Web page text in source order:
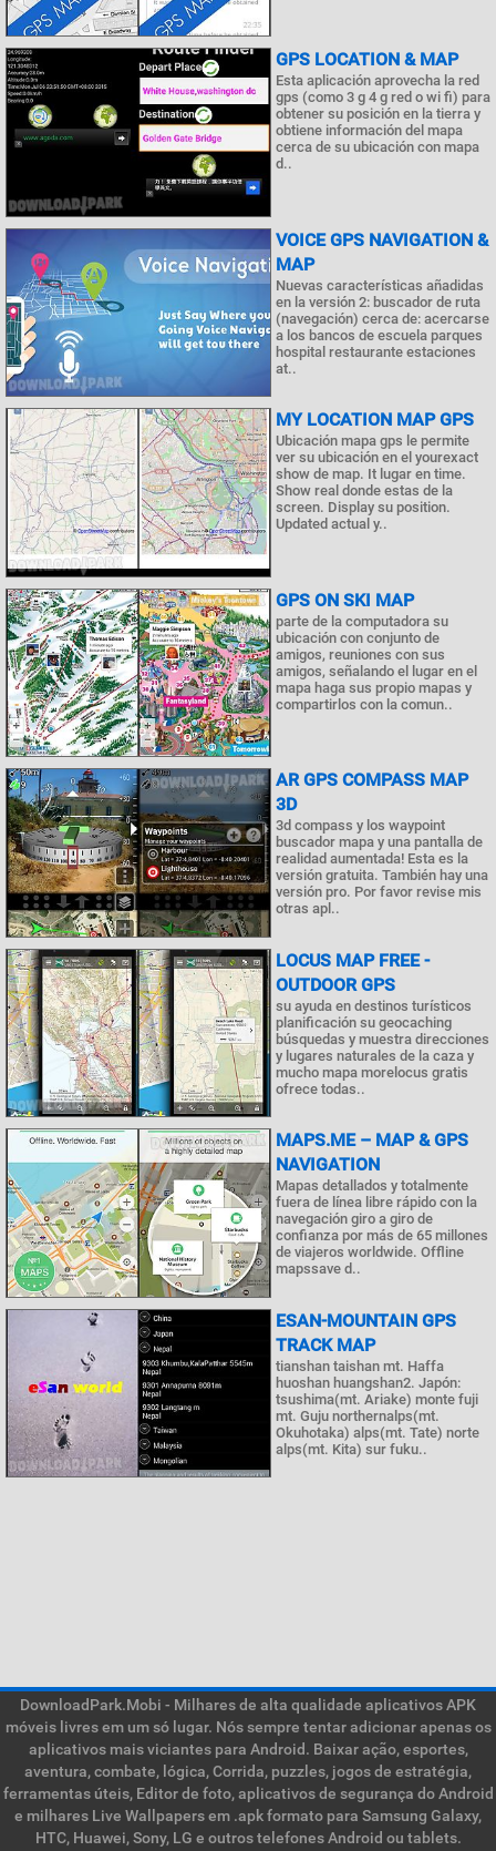
GPS LOCATION & MAP
Esta aplicación aprovecha la red
gps (como 3 g 4 g red o wi fi) para
obtener su posición en la tierra y
obtiene información del mapa
cerca de su ubicación con mapa
d..
VOICE GPS NAVIGATION &
MAP
Nuevas características añadidas
en la versión 2: buscador de ruta
(navegación) cerca de: acercarse
a los bancos de escuela parques
hospital restaurante estaciones
at..
MY LOCATION MAP GPS
Ubicación mapa gps le permite
ver su ubicación en el yourexact
show de map. It lugar en time.
Show real donde estas de la
screen. Display su position.
Updated actual y..
GPS ON SKI MAP
parte de la computadora su
ubicación con conjunto de
amigos, reuniones con sus
amigos, señalando el lugar en el
mapa haga sus propio mapas y
compartirlos con la comun..
AR GPS COMPASS MAP
3D
3d compass y los waypoint
buscador mapa y una pantalla de
realidad aumentada! Esta es la
versión gratuita. También hay una
versión pro. Por favor revise mis
otras apl..
LOCUS MAP FREE -
OUTDOOR GPS
su ayuda en destinos turísticos
planificación su geocaching
búsquedas y muestra direcciones
y lugares naturales de la caza y
mucho mapa morelocus gratis
ofrece todas..
MAPS.ME – MAP & GPS
NAVIGATION
Mapas detallados y totalmente
fuera de línea libre rápido con la
navegación giro a giro de
confianza por más de 65 millones
de viajeros worldwide. Offline
mapssave d..
ESAN-MOUNTAIN GPS
TRACK MAP
tianshan taishan mt. Haffa
huoshan huangshan2. Japón:
tsushima(mt. Ariake) monte fuji
mt. Guju northernalps(mt.
Okuhotaka) alps(mt. Tate) norte
alps(mt. Kita) sur fuku..
DownloadPark.Mobi - Milhares de alta qualidade aplicativos APK
móveis livres em um só lugar. Nós sempre tentar adicionar apenas os
aplicativos mais viciantes para Android. Baixar ação, esportes,
aventura, combate, lógica, Corrida, puzzles, jogos de estratégia,
ferramentas úteis, Editor de foto, aplicativos de segurança do Android
e milhares Live Wallpapers em .apk formato para Samsung Galaxy,
HTC, Huawei, Sony, LG e outros telefones Android ou tablets.